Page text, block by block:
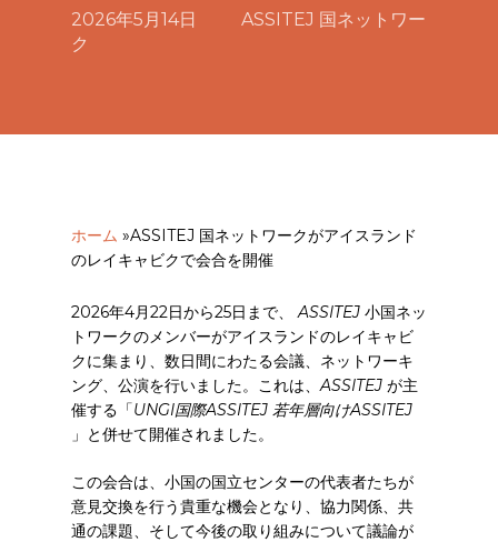
2026年5月14日
ASSITEJ 国ネットワー
ク
ホーム »ASSITEJ 国ネットワークがアイスランド
のレイキャビクで会合を開催
2026年4月22日から25日まで、ASSITEJ 小国ネッ
トワークのメンバーがアイスランドのレイキャビ
クに集まり、数日間にわたる会議、ネットワーキ
ング、公演を行いました。これは、ASSITEJ が主
催する「UNGI国際ASSITEJ 若年層向けASSITEJ
」と併せて開催されました。
この会合は、小国の国立センターの代表者たちが
意見交換を行う貴重な機会となり、協力関係、共
通の課題、そして今後の取り組みについて議論が